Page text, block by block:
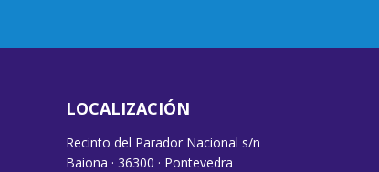
LOCALIZACIÓN
Recinto del Parador Nacional s/n
Baiona · 36300 · Pontevedra